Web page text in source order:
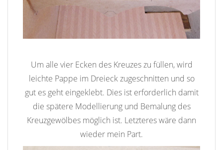
Um alle vier Ecken des Kreuzes zu füllen, wird
leichte Pappe im Dreieck zugeschnitten und so
gut es geht eingeklebt. Dies ist erforderlich damit
die spätere Modellierung und Bemalung des
Kreuzgewölbes möglich ist. Letzteres wäre dann
wieder mein Part.